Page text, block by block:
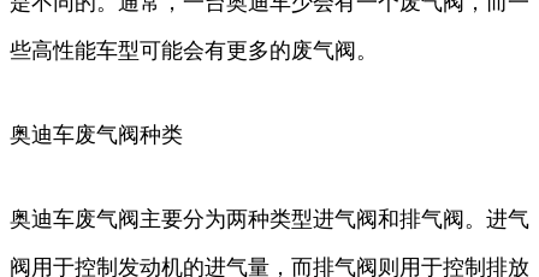
些高性能车型可能会有更多的废气阀。
奥迪车废气阀种类
奥迪车废气阀主要分为两种类型进气阀和排气阀。进气
阀用于控制发动机的进气量，而排气阀则用于控制排放